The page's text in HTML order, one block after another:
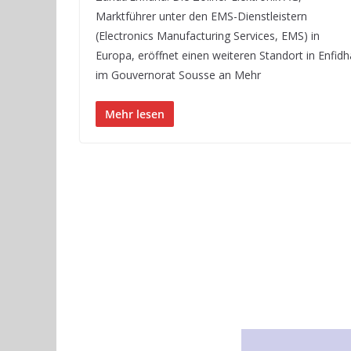
Marktführer unter den EMS-Dienstleistern
(Electronics Manufacturing Services, EMS) in
Europa, eröffnet einen weiteren Standort in
im Gouvernorat Sousse an Mehr
Mehr lesen